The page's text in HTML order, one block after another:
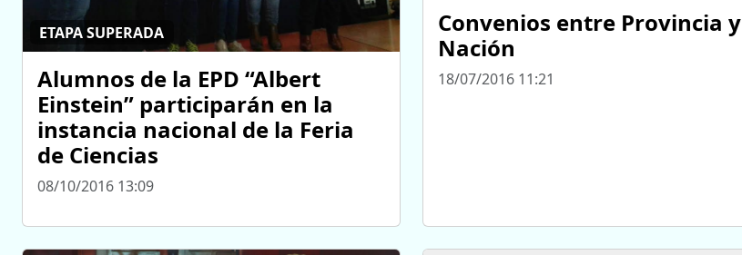
ETAPA SUPERADA
Alumnos de la EPD “Albert
Einstein” participarán en la
instancia nacional de la Feria
de Ciencias
08/10/2016 13:09
Convenios entre Provincia y
Nación
18/07/2016 11:21